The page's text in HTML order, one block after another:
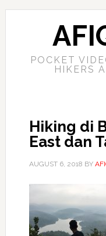
POCKET
HIKERS
Hiking di
East dan
AUGUST 6, 2018 BY